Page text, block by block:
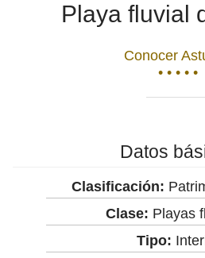
Playa fluvial
Conocer
• • • • •
Datos
Clasificación:
Clase: Playas
Tipo: